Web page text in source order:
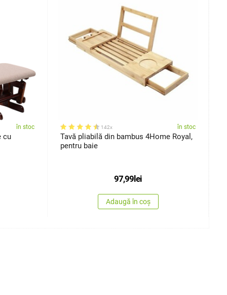
în stoc
cu
142x în stoc
Tavă pliabilă din bambus 4Home Royal,
pentru baie
97,99lei
Adaugă în coș